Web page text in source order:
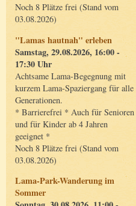
Noch 8 Plätze frei (Stand vom
03.08.2026)
"Lamas hautnah" erleben
Samstag, 29.08.2026, 16:00 -
17:30 Uhr
Achtsame Lama-Begegnung mit
kurzem Lama-Spaziergang für alle
Generationen.
* Barrierefrei * Auch für Senioren
und für Kinder ab 4 Jahren
geeignet *
Noch 8 Plätze frei (Stand vom
03.08.2026)
Lama-Park-Wanderung im
Sommer